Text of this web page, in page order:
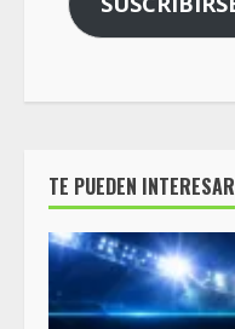
TE PUEDEN INTERESAR